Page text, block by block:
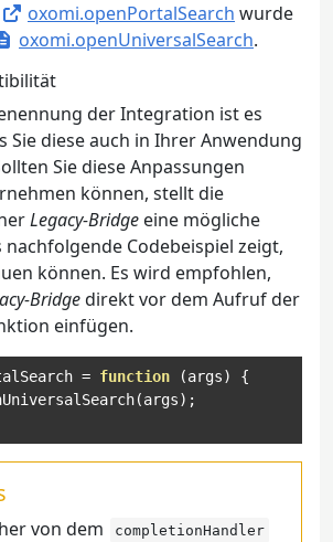
oxomi.openPortalSearch wurde
oxomi.openUniversalSearch.
der Integration ist es
Sie diese auch in Ihrer Anwendung
Sie diese Anpassungen
können, stellt die
Legacy-Bridge eine mögliche
nachfolgende Codebeispiel zeigt,
können. Es wird empfohlen,
Bridgedirekt vor dem Aufruf der
einfügen.
= function (args)
{
(args);
von dem completionHandler